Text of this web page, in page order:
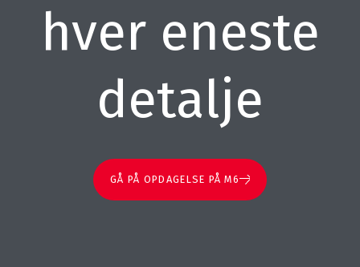
hver eneste
detalje
GÅ PÅ OPDAGELSE PÅ M6